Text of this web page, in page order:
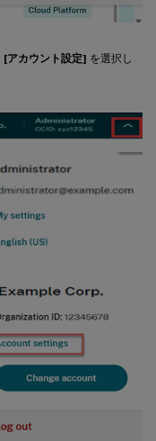
[アカウント設定] を選択し